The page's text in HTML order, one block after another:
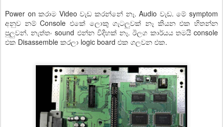
Power on කරාම Video වැඩ කරන්නේ නෑ. Audio ‍වැඩ. මේ symptom
අනුව නම් Console එකේ ලොකු ගැටලුවක් නෑ කියන එක හිතන්න
පුලුවන්. නැත්තං sound එන්න විදිහක් නෑ. ඊලග කාර්යය තමයි console
එක Disassemble කරලා logic board එක ගලවන එක.